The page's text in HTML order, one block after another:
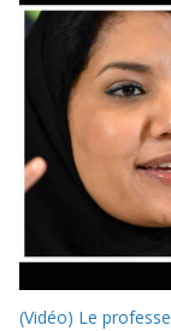
(Vidéo) Le